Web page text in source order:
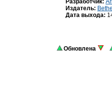
Разработчик:
Издатель:
Дата выхода:
Обновлена